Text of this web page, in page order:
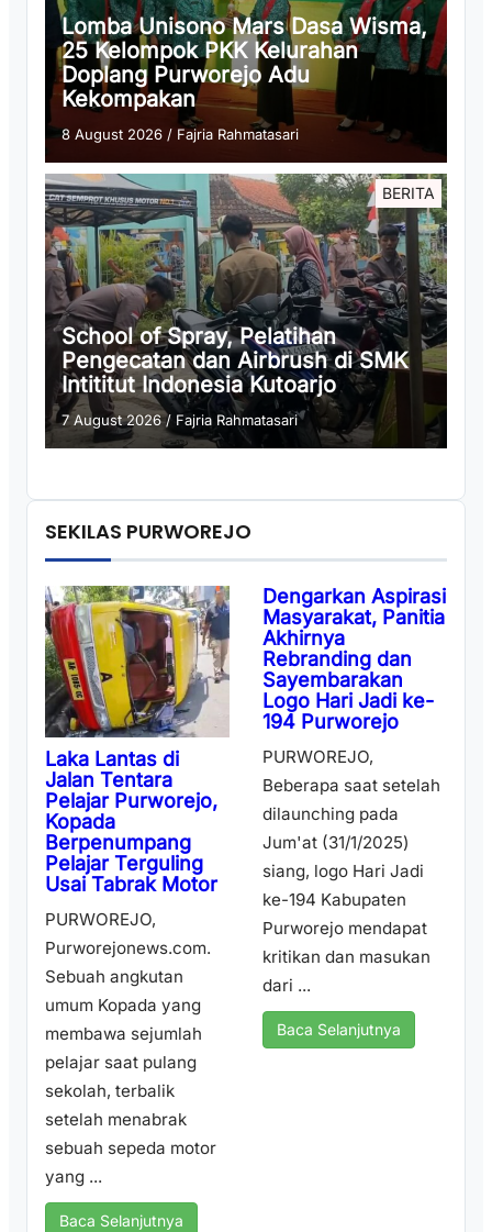
Lomba Unisono Mars Dasa Wisma,
25 Kelompok PKK Kelurahan
Doplang Purworejo Adu
Kekompakan
8 August 2026 / Fajria Rahmatasari
BERITA
School of Spray, Pelatihan
Pengecatan dan Airbrush di SMK
Intititut Indonesia Kutoarjo
7 August 2026/ Fajria Rahmatasari
SEKILAS PURWOREJO
Laka Lantas di
Jalan Tentara
Pelajar Purworejo,
Kopada
Berpenumpang
Pelajar Terguling
Usai Tabrak Motor
PURWOREJO,
Purworejonews.com.
Sebuah angkutan
umum Kopada yang
membawa sejumlah
pelajar saat pulang
sekolah, terbalik
setelah menabrak
sebuah sepeda motor
yang ...
Baca Selanjutnya
Dengarkan Aspirasi
Masyarakat, Panitia
Akhirnya
Rebranding dan
Sayembarakan
Logo Hari Jadi ke-
194 Purworejo
PURWOREJO,
Beberapa saat setelah
dilaunching pada
Jum'at (31/1/2025)
siang, logo Hari Jadi
ke-194 Kabupaten
Purworejo mendapat
kritikan dan masukan
dari ...
Baca Selanjutnya